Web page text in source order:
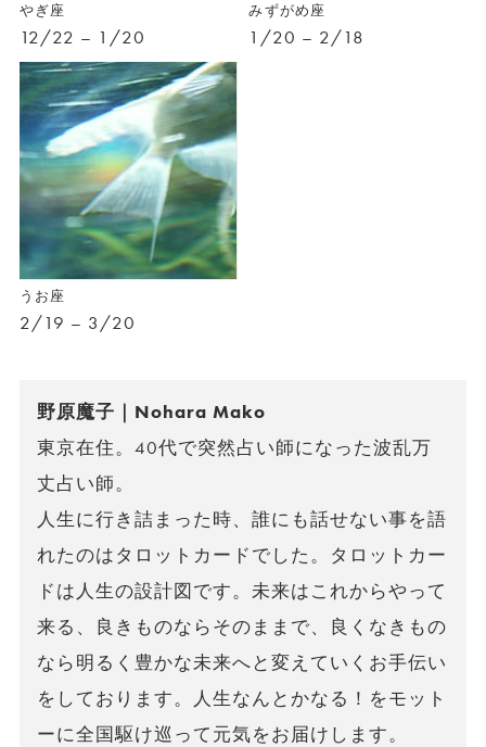
やぎ座
12/22 – 1/20
みずがめ座
1/20 – 2/18
うお座
2/19 – 3/20
野原魔子｜Nohara Mako
東京在住。40代で突然占い師になった波乱万
丈占い師。
人生に行き詰まった時、誰にも話せない事を語
れたのはタロットカードでした。タロットカー
ドは人生の設計図です。未来はこれからやって
来る、良きものならそのままで、良くなきもの
なら明るく豊かな未来へと変えていくお手伝い
をしております。人生なんとかなる！をモット
ーに全国駆け巡って元気をお届けします。